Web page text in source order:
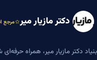
دکتر مازیار میر مرجع
بنیاد دکتر مازیار میر، همراه